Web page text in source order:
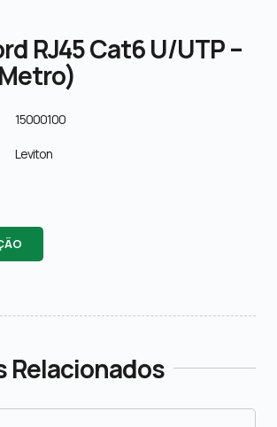
RJ45 Cat6 U/UTP –
15000100
Leviton
Relacionados